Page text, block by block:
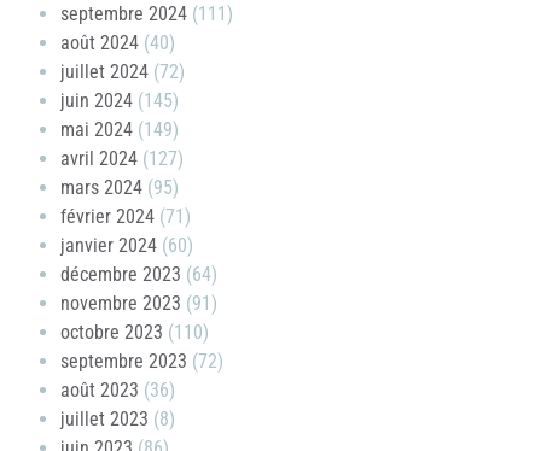
septembre 2024 (111)
août 2024 (40)
juillet 2024 (72)
juin 2024 (145)
mai 2024 (149)
avril 2024 (127)
mars 2024 (95)
février 2024 (71)
janvier 2024 (60)
décembre 2023 (64)
novembre 2023 (91)
octobre 2023 (110)
septembre 2023 (72)
août 2023 (36)
juillet 2023 (8)